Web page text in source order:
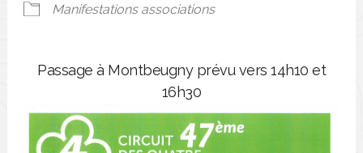
Manifestations associations
Passage à Montbeugny prévu vers 14h10 et
16h30